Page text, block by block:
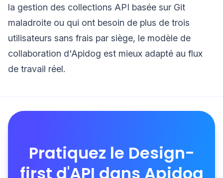
la gestion des collections API basée sur Git
maladroite ou qui ont besoin de plus de trois
utilisateurs sans frais par siège, le modèle de
collaboration d'Apidog est mieux adapté au flux
de travail réel.
Pratiquez le Design-
first d'API dans Apidog